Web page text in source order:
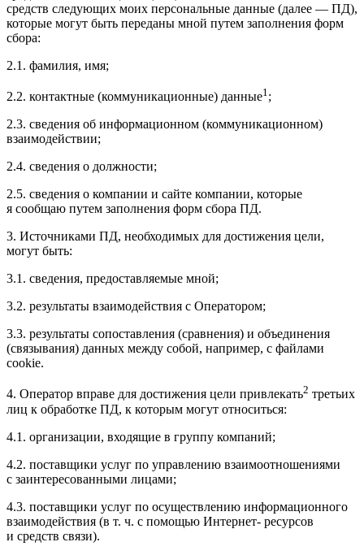
средств следующих моих персональные данные (далее — ПД),
которые могут быть переданы мной путем заполнения форм
сбора:
2.1. фамилия, имя;
2.2. контактные (коммуникационные) данные1 ;
2.3. сведения об информационном (коммуникационном)
взаимодействии;
2.4. сведения о должности;
2.5. сведения о компании и сайте компании, которые
я сообщаю путем заполнения форм сбора ПД.
3. Источниками ПД, необходимых для достижения цели,
могут быть:
3.1. сведения, предоставляемые мной;
3.2. результаты взаимодействия с Оператором;
3.3. результаты сопоставления (сравнения) и объединения
(связывания) данных между собой, например, с файлами
cookie.
4. Оператор вправе для достижения цели привлекать2 третьих
лиц к обработке ПД, к которым могут относиться:
4.1. организации, входящие в группу компаний;
4.2. поставщики услуг по управлению взаимоотношениями
с заинтересованными лицами;
4.3. поставщики услуг по осуществлению информационного
взаимодействия (в т. ч. с помощью Интернет- ресурсов
и средств связи).